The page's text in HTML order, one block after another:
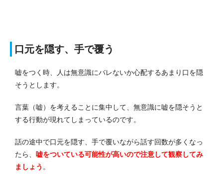
口元を隠す、手で覆う
嘘をつく時、人は無意識にバレないか心配するあまり口を隠
そうとします。
言葉（嘘）を考えることに集中して、無意識に嘘を隠そうと
する行動が現れてしまっているのです。
話の途中で口元を隠す、手で覆いながら話す回数が多くなっ
たら、
嘘をついている可能性が高いので注意して観察してみ
ましょう 。